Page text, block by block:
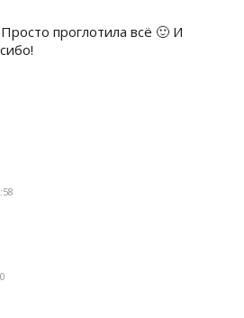
проглотила всё 🙂 И